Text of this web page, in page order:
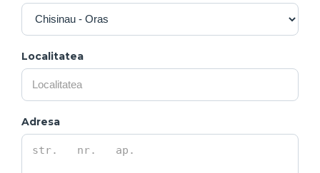
Localitatea
Adresa